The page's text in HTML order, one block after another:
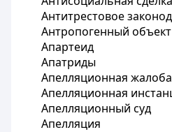
Антитрестовое
Антропогенный объект
Апартеид
Апатриды
Апелляционная жалоба
Апелляционная
Апелляционный суд
Апелляция